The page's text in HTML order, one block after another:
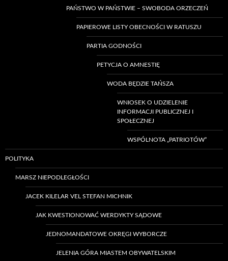
PAŃSTWO W PAŃSTWIE – SWOBODA ORZECZEŃ
PAPIEROWE LISTY OBECNOŚCI W RATUSZU
PARTIA GODNOŚCI
PETYCJA O AMNESTIĘ
WODA BĘDZIE TAŃSZA
WNIOSEK O UDZIELENIE
INFORMACJI PUBLICZNEJ I
SPOŁECZNEJ
WSPÓLNOTA „PATRIOTÓW”
POLITYKA
MARSZ NIEPODLEGŁOŚCI
JACEK KILELAR VEL STEFAN MICHNIK
JAK KWESTIONOWAĆ WERDYKTY SĄDOWE
JEDNOMANDATOWE OKRĘGI WYBORCZE
JELENIA GÓRA MIASTEM OBYWATELSKIM